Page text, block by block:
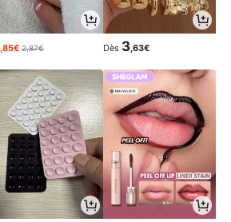
,85€ 2,87€ Dès 3,63€